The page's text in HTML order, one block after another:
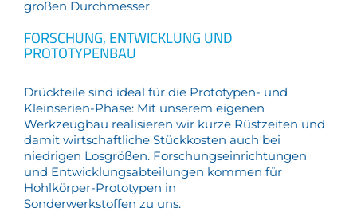
großen Durchmesser.
FORSCHUNG, ENTWICKLUNG UND
PROTOTYPENBAU
Drückteile sind ideal für die Prototypen- und
Kleinserien-Phase: Mit unserem eigenen
Werkzeugbau realisieren wir kurze Rüstzeiten und
damit wirtschaftliche Stückkosten auch bei
niedrigen Losgrößen. Forschungseinrichtungen
und Entwicklungsabteilungen kommen für
Hohlkörper-Prototypen in
Sonderwerkstoffen zu uns.